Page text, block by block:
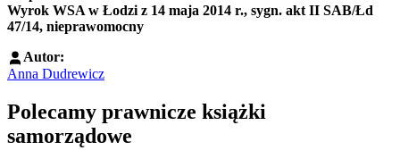
Wyrok WSA w Łodzi z 14 maja 2014 r., sygn. akt II SAB/Łd
47/14, nieprawomocny
Autor:
Anna Dudrewicz
Polecamy prawnicze książki
samorządowe